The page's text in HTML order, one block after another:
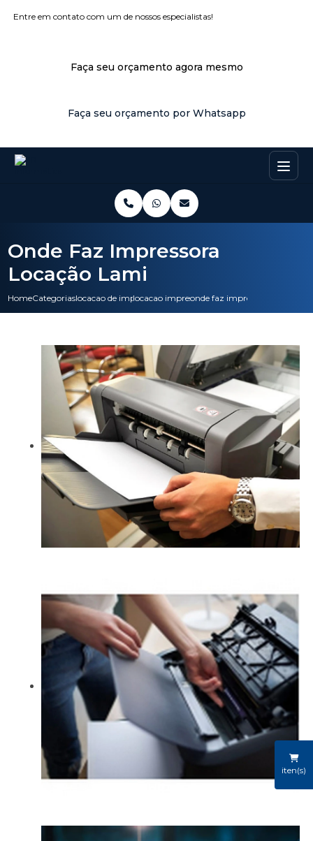
Entre em contato com um de nossos especialistas!
Faça seu orçamento agora mesmo
Faça seu orçamento por Whatsapp
iten(s)
HomeCategoriaslocacao de impressoraslocacao impressora coloridaonde faz impressora locacao
Onde Faz Impressora
Locação Lami